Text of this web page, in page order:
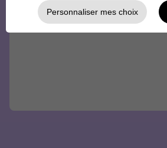
Personnaliser mes choix